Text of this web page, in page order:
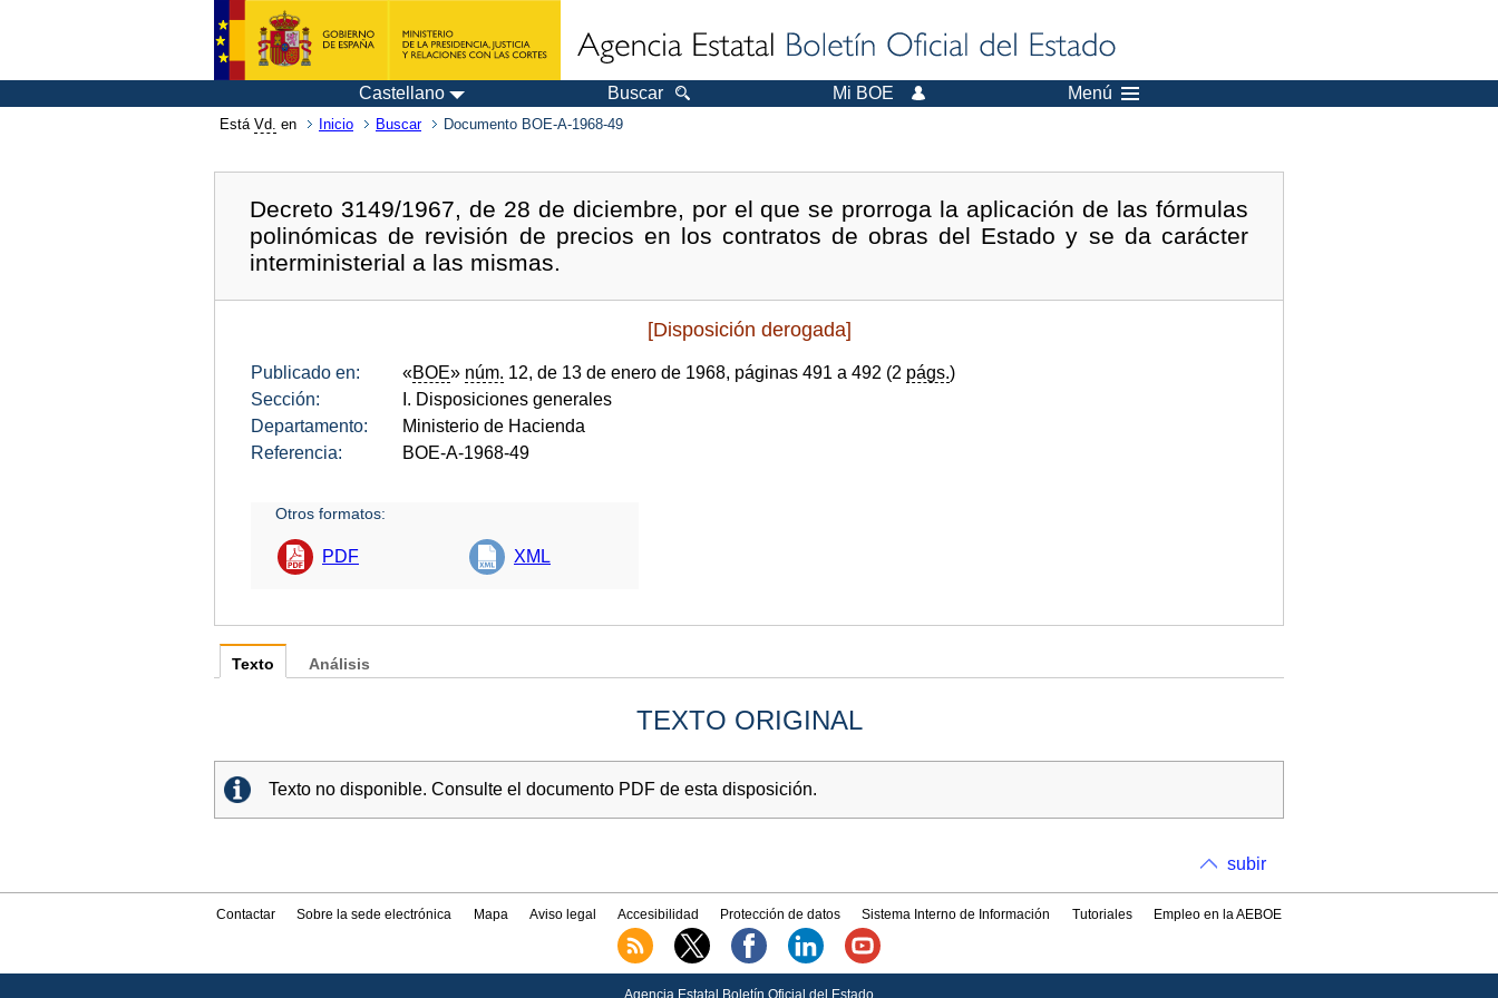
Castellano Buscar Mi BOE Menú
Está Vd. en Inicio Buscar Documento BOE-A-1968-49
Decreto 3149/1967, de 28 de diciembre, por el que se prorroga la aplicación de las fórmulas
polinómicas de revisión de precios en los contratos de obras del Estado y se da carácter
interministerial a las mismas.
[Disposición derogada]
Publicado en: «BOE» núm. 12, de 13 de enero de 1968, páginas 491 a 492 (2 págs.)
Sección:
I. Disposiciones generales
Departamento:
Ministerio de Hacienda
Referencia:
BOE-A-1968-49
Otros formatos:
PDF XML
Texto
TEXTO ORIGINAL
Texto no disponible. Consulte el documento PDF de esta disposición.
Análisis
subir
Contactar Sobre la sede electrónica Mapa Aviso legal Accesibilidad Protección de datos Sistema Interno de Información Tutoriales Empleo en la AEBOE
Agencia Estatal Boletín Oficial del Estado